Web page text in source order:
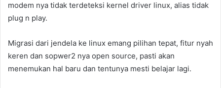
modem nya tidak terdeteksi kernel driver linux, alias tidak
plug n play.
Migrasi dari jendela ke linux emang pilihan tepat, fitur nyah
keren dan sopwer2 nya open source, pasti akan
menemukan hal baru dan tentunya mesti belajar lagi.